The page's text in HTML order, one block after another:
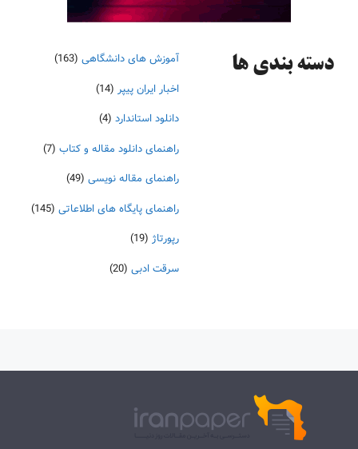
دسته‌ بندی ها آموزش های دانشگاهی (163)
اخبار ایران پیپر (14)
دانلود استاندارد (4)
راهنمای دانلود مقاله و کتاب (7)
راهنمای مقاله نویسی (49)
راهنمای پایگاه های اطلاعاتی (145)
رپورتاژ (19)
سرقت ادبی (20)